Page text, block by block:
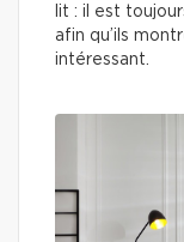
lit : il est
afin qu’ils
intéressant.